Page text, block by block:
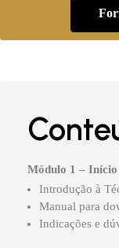
Módulo 1 – Início
Introdução à
Manual para
Indicações e